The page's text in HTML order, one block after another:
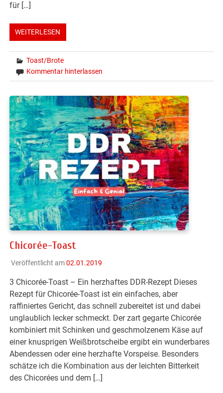
für […]
WEITERLESEN
Toast/Brote
Kommentar hinterlassen
Chicorée-Toast
Veröffentlicht am02.01.2019
3 Chicorée-Toast – Ein herzhaftes DDR-Rezept Dieses
Rezept für Chicorée-Toast ist ein einfaches, aber
raffiniertes Gericht, das schnell zubereitet ist und dabei
unglaublich lecker schmeckt. Der zart gegarte Chicorée
kombiniert mit Schinken und geschmolzenem Käse auf
einer knusprigen Weißbrotscheibe ergibt ein wunderbares
Abendessen oder eine herzhafte Vorspeise. Besonders
schätze ich die Kombination aus der leichten Bitterkeit
des Chicorées und dem […]